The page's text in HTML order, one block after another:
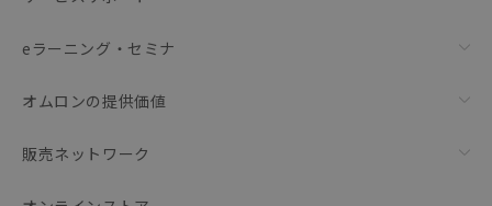
eラーニング・セミナ
オムロンの提供価値
販売ネットワーク